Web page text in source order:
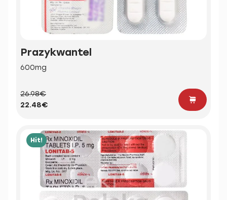
Prazykwantel
600mg
26.98€
22.48€
Hit!